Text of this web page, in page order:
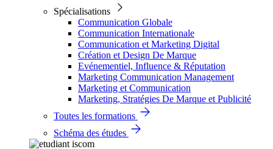
Spécialisations
Communication Globale
Communication Internationale
Communication et Marketing Digital
Création et Design De Marque
Evénementiel, Influence & Réputation
Marketing Communication Management
Marketing et Communication
Marketing, Stratégies De Marque et Publicité
Toutes les formations
Schéma des études